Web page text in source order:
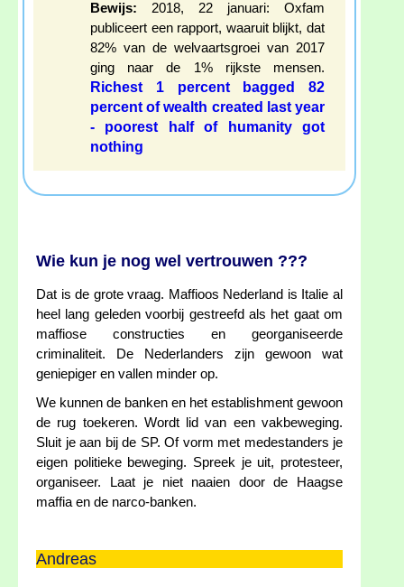
Bewijs: 2018, 22 januari: Oxfam
publiceert een rapport, waaruit blijkt, dat
82% van de welvaartsgroei van 2017
ging naar de 1% rijkste mensen.
Richest 1 percent bagged 82
percent of wealth created last year
- poorest half of humanity got
nothing
Wie kun je nog wel vertrouwen ???
Dat is de grote vraag. Maffioos Nederland is Italie al
heel lang geleden voorbij gestreefd als het gaat om
maffiose constructies en georganiseerde
criminaliteit. De Nederlanders zijn gewoon wat
geniepiger en vallen minder op.
We kunnen de banken en het establishment gewoon
de rug toekeren. Wordt lid van een vakbeweging.
Sluit je aan bij de SP. Of vorm met medestanders je
eigen politieke beweging. Spreek je uit, protesteer,
organiseer. Laat je niet naaien door de Haagse
maffia en de narco-banken.
Andreas